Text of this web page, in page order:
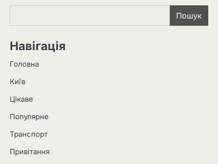
Пошук
Навігація
Головна
Київ
Цікаве
Популярне
Транспорт
Привітання